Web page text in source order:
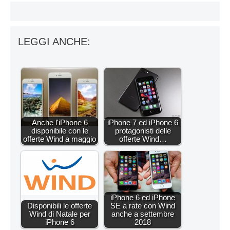
LEGGI ANCHE:
Anche l'iPhone 6
disponibile con le
offerte Wind a maggio
iPhone 7 ed iPhone 6
protagonisti delle
offerte Wind…
Disponibili le offerte
Wind di Natale per
iPhone 6
iPhone 6 ed iPhone
SE a rate con Wind
anche a settembre
2018